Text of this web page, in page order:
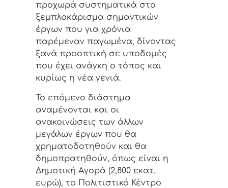
προχωρά συστηματικά στο
ξεμπλοκάρισμα σημαντικών
έργων που για χρόνια
παρέμεναν παγωμένα, δίνοντας
ξανά προοπτική σε υποδομές
που έχει ανάγκη ο τόπος και
κυρίως η νέα γενιά.
Το επόμενο διάστημα
αναμένονται και οι
ανακοινώσεις των άλλων
μεγάλων έργων που θα
χρηματοδοτηθούν και θα
δημοπρατηθούν, όπως είναι η
Δημοτική Αγορά (2,800 εκατ.
ευρώ), το Πολιτιστικό Κέντρο